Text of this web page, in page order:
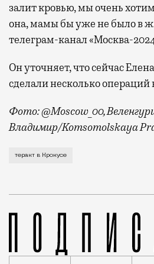
залит кровью, мы очень
она, мамы бы уже не было в
телеграм-канал «Москва-
Он уточняет, что сейчас
сделали несколько операций
Фото: @Moscow_00,
Владимир/Komsomolskaya
Москвич Никита рассказал,
теракт в Крокусе